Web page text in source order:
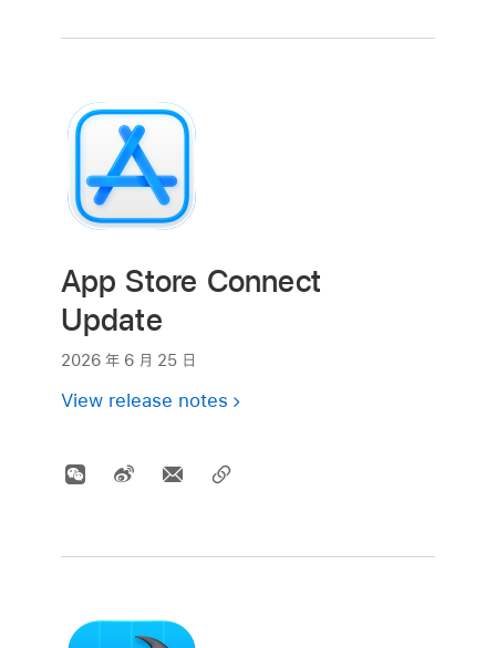
App Store Connect
Update
2026 年 6 月 25 日
View release notes